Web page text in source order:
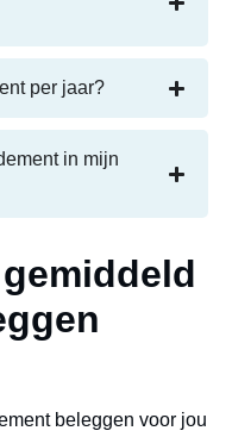
per jaar?
in mijn
beleggen voor jou